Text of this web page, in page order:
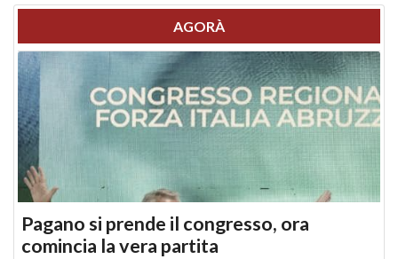
AGORÀ
Pagano si prende il congresso, ora
comincia la vera partita